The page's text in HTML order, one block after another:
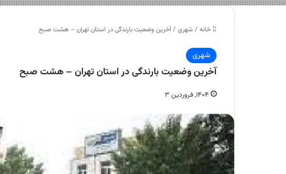
خانه / شهری /آخرین وضعیت بارندگی در استان تهران – هشت صبح
شهری
آخرین وضعیت بارندگی در استان تهران – هشت صبح
۱۴۰۴, فروردین ۳